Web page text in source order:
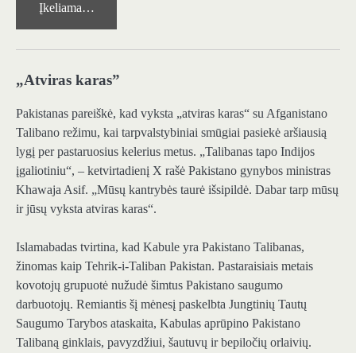
Įkeliama…
„Atviras karas”
Pakistanas pareiškė, kad vyksta „atviras karas“ su Afganistano
Talibano režimu, kai tarpvalstybiniai smūgiai pasiekė aršiausią
lygį per pastaruosius kelerius metus. „Talibanas tapo Indijos
įgaliotiniu“, – ketvirtadienį X rašė Pakistano gynybos ministras
Khawaja Asif. „Mūsų kantrybės taurė išsipildė. Dabar tarp mūsų
ir jūsų vyksta atviras karas“.
Islamabadas tvirtina, kad Kabule yra Pakistano Talibanas,
žinomas kaip Tehrik-i-Taliban Pakistan. Pastaraisiais metais
kovotojų grupuotė nužudė šimtus Pakistano saugumo
darbuotojų. Remiantis šį mėnesį paskelbta Jungtinių Tautų
Saugumo Tarybos ataskaita, Kabulas aprūpino Pakistano
Talibaną ginklais, pavyzdžiui, šautuvų ir bepiločių orlaivių.